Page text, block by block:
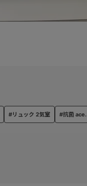
#リュック 2気室 #抗菌 ace.